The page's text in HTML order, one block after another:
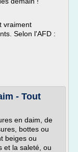
vraiment
Selon l'AFD :
- Tout
en daim, de
bottes ou
beiges ou
et la saleté, ou